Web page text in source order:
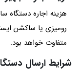
هزینه اجاره دستگاه
رومیزی یا ساکشن
متفاوت خواهد بود.
شرایط ارسال